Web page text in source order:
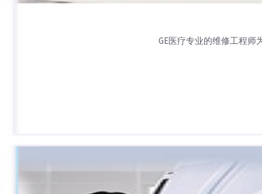
GE医疗专业的维修工程